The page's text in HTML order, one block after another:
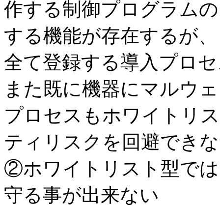
作する制御プログラム
する機能が存在するが
全て登録する導入プロ
また既に機器にマルウ
プロセスもホワイトリ
ティリスクを回避でき
②ホワイトリスト型で
守る事が出来ない